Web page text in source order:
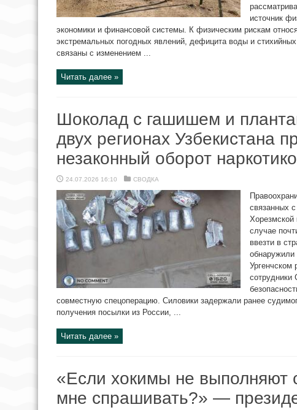
источник
экономики и финансовой системы. К физическим рискам
экстремальных погодных явлений, дефицита воды и
связаны с изменением ...
Читать далее »
Шоколад с гашишем и
двух регионах Узбекистана
незаконный оборот
24.07.2026 16:10 СВОДКА
связанных
Хорезмской
случае
ввезти в
обнаружили
Ургенчском
сотрудники
совместную спецоперацию. Силовики задержали ранее
получения посылки из России, ...
Читать далее »
«Если хокимы не выполняют
мне спрашивать?» —